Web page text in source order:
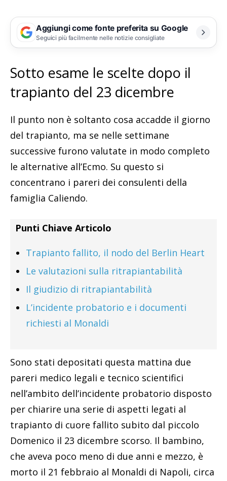
Aggiungi come fonte preferita su Google
Seguici più facilmente nelle notizie consigliate
Sotto esame le scelte dopo il
trapianto del 23 dicembre
Il punto non è soltanto cosa accadde il giorno
del trapianto, ma se nelle settimane
successive furono valutate in modo completo
le alternative all’Ecmo. Su questo si
concentrano i pareri dei consulenti della
famiglia Caliendo.
Punti Chiave Articolo
Trapianto fallito, il nodo del Berlin Heart
Le valutazioni sulla ritrapiantabilità
Il giudizio di ritrapiantabilità
L’incidente probatorio e i documenti
richiesti al Monaldi
Sono stati depositati questa mattina due
pareri medico legali e tecnico scientifici
nell’ambito dell’incidente probatorio disposto
per chiarire una serie di aspetti legati al
trapianto di cuore fallito subito dal piccolo
Domenico il 23 dicembre scorso. Il bambino,
che aveva poco meno di due anni e mezzo, è
morto il 21 febbraio al Monaldi di Napoli, circa